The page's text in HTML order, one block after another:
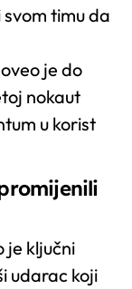
timu da
je do
nokaut
u korist
je ključni
udarac koji